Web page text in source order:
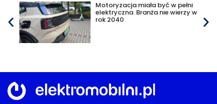
Motoryzacja miała być w pełni
elektryczna. Branża nie wierzy w
rok 2040